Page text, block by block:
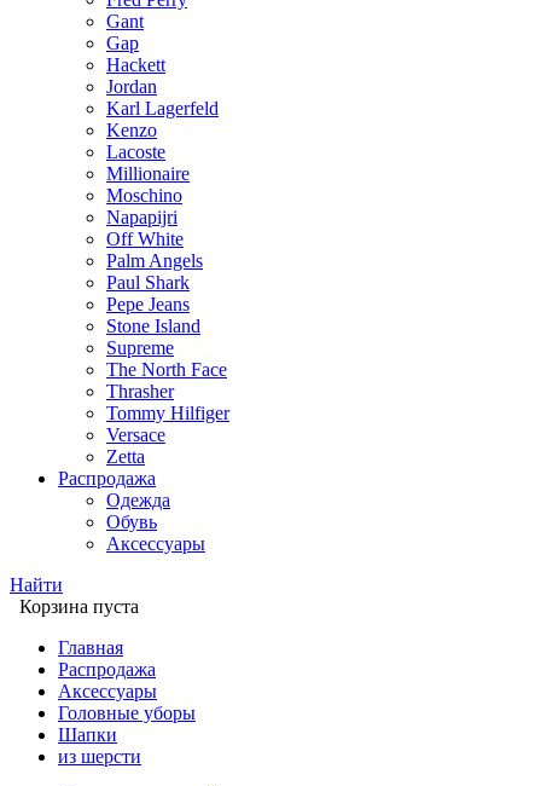
Gant
Gap
Hackett
Jordan
Karl Lagerfeld
Kenzo
Lacoste
Millionaire
Moschino
Napapijri
Off White
Palm Angels
Paul Shark
Pepe Jeans
Stone Island
Supreme
The North Face
Thrasher
Tommy Hilfiger
Versace
Zetta
Распродажа
Одежда
Обувь
Аксессуары
Найти
Корзина пуста
Главная
Распродажа
Аксессуары
Головные уборы
Шапки
из шерсти